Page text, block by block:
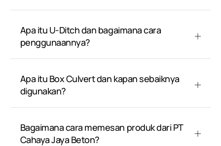
Apa itu U-Ditch dan bagaimana cara
penggunaannya?
Apa itu Box Culvert dan kapan sebaiknya
digunakan?
Bagaimana cara memesan produk dari PT
Cahaya Jaya Beton?